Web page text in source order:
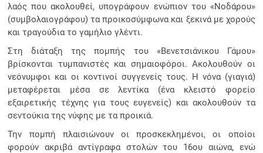
λαός που ακολουθεί, υπογράφουν ενώπιον του «Νοδάρου»
(συμβολαιογράφου) τα προικοσύμφωνα και ξεκινά με χορούς
και τραγούδια το γαμήλιο γλέντι.
Στη διάταξη της πομπής του «Βενετσιάνικου Γάμου»
βρίσκονται τυμπανιστές και σημαιοφόροι. Ακολουθούν οι
νεόνυμφοι και οι κοντινοί συγγενείς τους. Η νόνα (γιαγιά)
μεταφέρεται μέσα σε λεντίκα (ένα κλειστό φορείο
εξαιρετικής τέχνης για τους ευγενείς) και ακολουθούν τα
σεντούκια της νύφης με τα προικιά.
Την πομπή πλαισιώνουν οι προσκεκλημένοι, οι οποίοι
φορούν ακριβά αντίγραφα στολών του 16ου αιώνα, ενώ